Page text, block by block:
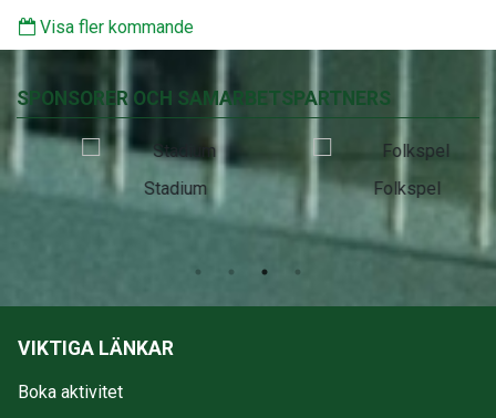
Visa fler kommande
SPONSORER OCH SAMARBETSPARTNERS
Stadium Folkspel
VIKTIGA LÄNKAR
Boka aktivitet